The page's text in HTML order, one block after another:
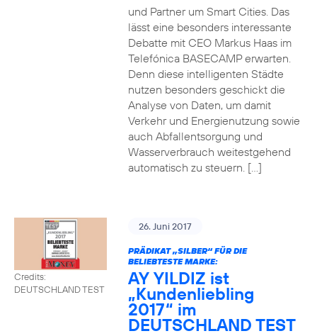
und Partner um Smart Cities. Das
lässt eine besonders interessante
Debatte mit CEO Markus Haas im
Telefónica BASECAMP erwarten.
Denn diese intelligenten Städte
nutzen besonders geschickt die
Analyse von Daten, um damit
Verkehr und Energienutzung sowie
auch Abfallentsorgung und
Wasserverbrauch weitestgehend
automatisch zu steuern. […]
Credits:
DEUTSCHLAND TEST
26. Juni 2017
PRÄDIKAT „SILBER“ FÜR DIE
BELIEBTESTE MARKE:
AY YILDIZ ist
„Kundenliebling
2017“ im
DEUTSCHLAND TEST